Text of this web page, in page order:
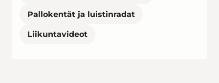
Pallokentät ja luistinradat
Liikuntavideot